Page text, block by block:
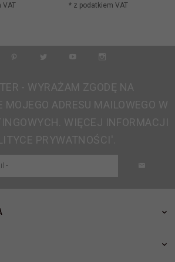
VAT * z podatkiem VAT
- WYRAŻAM ZGODĘ NA
MOJEGO ADRESU MAILOWEGO W
WIĘCEJ INFORMACJI
PRYWATNOŚCI'.